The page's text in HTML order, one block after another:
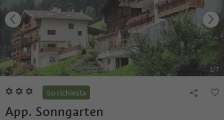
1/7
Su richiesta
App. Sonngarten